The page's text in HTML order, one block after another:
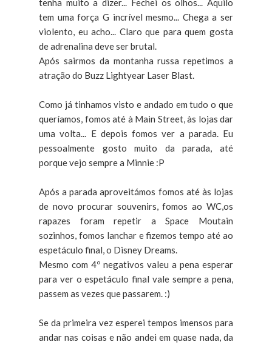
tenha muito a dizer... Fechei os olhos... Aquilo
tem uma força G incrível mesmo... Chega a ser
violento, eu acho... Claro que para quem gosta
de adrenalina deve ser brutal.
Após sairmos da montanha russa repetimos a
atração do Buzz Lightyear Laser Blast.
Como já tinhamos visto e andado em tudo o que
queríamos, fomos até à Main Street, às lojas dar
uma volta... E depois fomos ver a parada. Eu
pessoalmente gosto muito da parada, até
porque vejo sempre a Minnie :P
Após a parada aproveitámos fomos até às lojas
de novo procurar souvenirs, fomos ao WC,os
rapazes foram repetir a Space Moutain
sozinhos, fomos lanchar e fizemos tempo até ao
espetáculo final, o Disney Dreams.
Mesmo com 4º negativos valeu a pena esperar
para ver o espetáculo final vale sempre a pena,
passem as vezes que passarem. :)
Se da primeira vez esperei tempos imensos para
andar nas coisas e não andei em quase nada, da